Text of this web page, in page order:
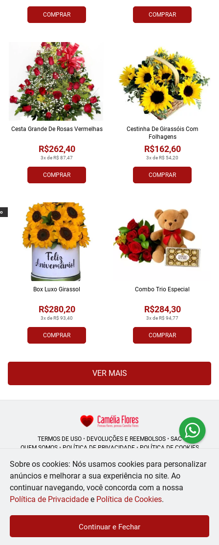
COMPRAR COMPRAR
COMPRAR
3x de R$ 87,47
R$262,40
Cesta Grande De Rosas Vermelhas
COMPRAR
3x de R$ 54,20
R$162,60
Cestinha De Girassóis Com
Folhagens
COMPRAR
3x de R$ 93,40
R$280,20
Box Luxo Girassol
COMPRAR
3x de R$ 94,77
R$284,30
Combo Trio Especial
VER MAIS
TERMOS DE USO• DEVOLUÇÕES E REEMBOLSOS• SAC
QUEM SOMOS• POLÍTICA DE PRIVACIDADE• POLÍTICA DE COOKIES
Camélia Flores | CNPJ: 08.250.956/0001-53
Rua do Rosário - 164, Centro - Rio de Janeiro - RJ - 20041-002
© 2024-2026 - Todos os direitos reservados - Desenvolvido por
Sobre os cookies: Nós usamos cookies para personalizar
anúncios e melhorar a sua experiência no site. Ao
continuar navegando, você concorda com a nossa
Política de Privacidade e Política de Cookies.
Continuar e Fechar